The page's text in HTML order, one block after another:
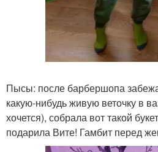
Пысы: после барбершопа
какую-нибудь живую веточку в
хочется), собрала вот такой
подарила Вите! Гамбит перед